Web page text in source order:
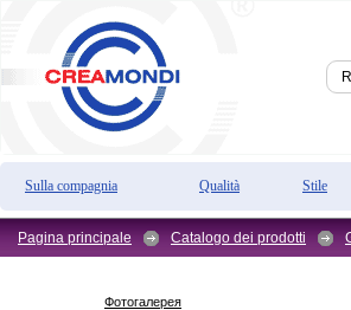
Sulla compagnia Qualità Stile
Pagina principale Catalogo dei prodotti
Фотогалерея